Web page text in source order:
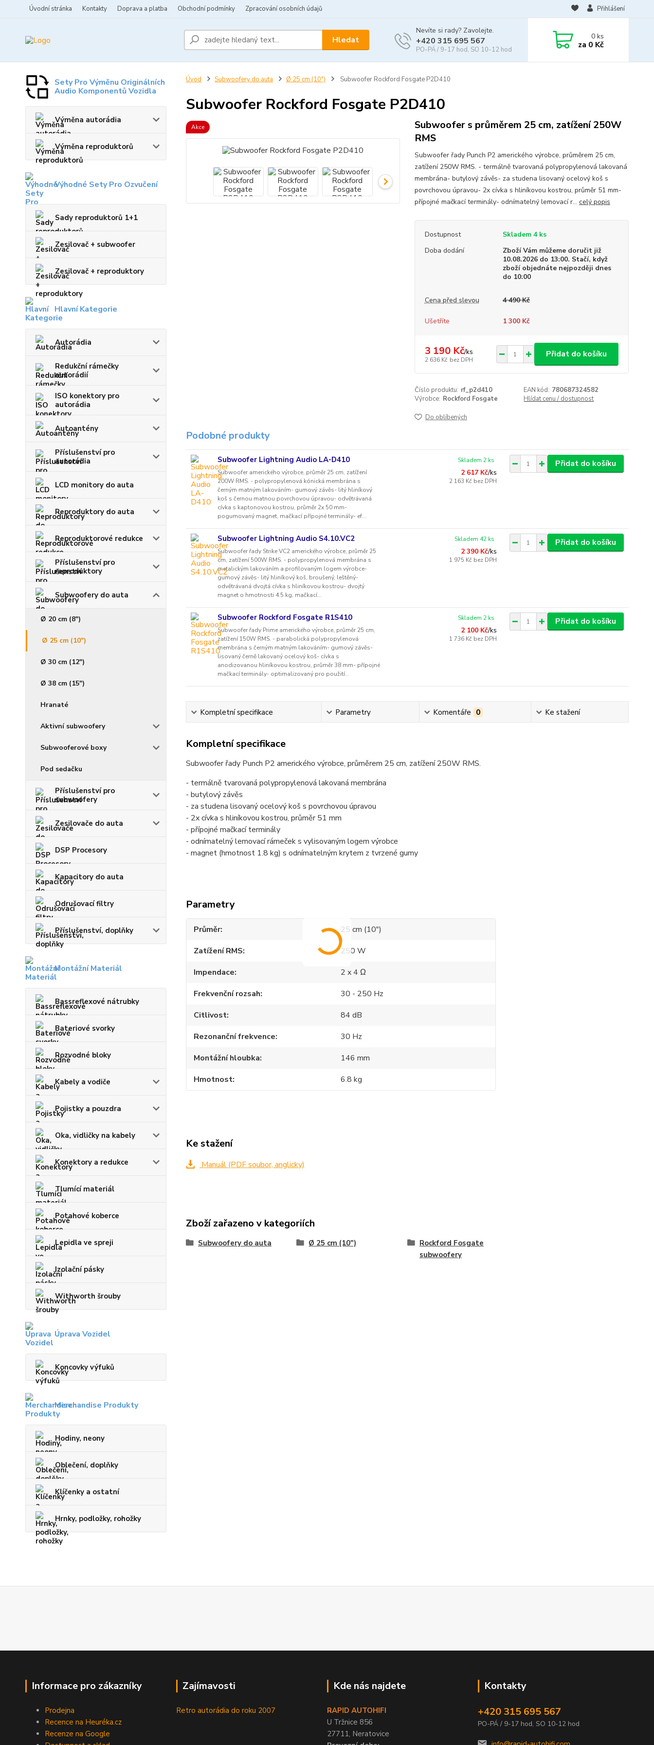
Úvodní stránka Kontakty Doprava a platba Obchodní podmínky Zpracování osobních údajů Přihlášení
Hledat
Nevíte si rady? Zavolejte.
+420 315 695 567
PO-PÁ / 9-17 hod, SO 10-12 hod
0ks
za 0 Kč
Sety Pro Výměnu Originálních
Audio Komponentů Vozidla
Výměna autorádia
Výměna reproduktorů
Výhodné Sety Pro Ozvučení
Sady reproduktorů 1+1
Zesilovač + subwoofer
Zesilovač + reproduktory
Hlavní Kategorie
Autorádia
Redukční rámečky
autorádií
ISO konektory pro
autorádia
Autoantény
Příslušenství pro
autorádia
LCD monitory do auta
Reproduktory do auta
Reproduktorové redukce
Příslušenství pro
reproduktory
Subwoofery do auta
Ø 20 cm (8")
Ø 25 cm (10")
Ø 30 cm (12")
Ø 38 cm (15")
Hranaté
Aktivní subwoofery
Subwooferové boxy
Pod sedačku
Příslušenství pro
subwoofery
Zesilovače do auta
DSP Procesory
Kapacitory do auta
Odrušovací filtry
Příslušenství, doplňky
Montážní Materiál
Bassreflexové nátrubky
Bateriové svorky
Rozvodné bloky
Kabely a vodiče
Pojistky a pouzdra
Oka, vidličky na kabely
Konektory a redukce
Tlumící materiál
Potahové koberce
Lepidla ve spreji
Izolační pásky
Withworth šrouby
Úprava Vozidel
Koncovky výfuků
Merchandise Produkty
Hodiny, neony
Oblečení, doplňky
Klíčenky a ostatní
Hrnky, podložky, rohožky
Úvod Subwoofery do auta Ø 25 cm (10") Subwoofer Rockford Fosgate P2D410
Subwoofer Rockford Fosgate P2D410
Akce
Subwoofer s průměrem 25 cm, zatížení 250W
RMS
Subwoofer řady Punch P2 amerického výrobce, průměrem 25 cm,
zatížení 250W RMS. - termálně tvarovaná polypropylenová lakovaná
membrána- butylový závěs- za studena lisovaný ocelový koš s
povrchovou úpravou- 2x cívka s hliníkovou kostrou, průměr 51 mm-
přípojné mačkací terminály- odnímatelný lemovací r... celý popis
Dostupnost
Skladem 4 ks
Doba dodání
Zboží Vám můžeme doručit již
10.08.2026 do 13:00. Stačí, když
zboží objednáte nejpozději dnes
do 10:00
Cena před slevou 4 490 Kč
Ušetříte 1 300 Kč
3 190 Kč/ks
2 636 Kč bez DPH
Přidat do košíku
Číslo produktu: rf_p2d410 EAN kód: 780687324582
Výrobce: Rockford Fosgate Hlídat cenu / dostupnost
Do oblíbených
Podobné produkty
Subwoofer Lightning Audio LA-D410
Subwoofer amerického výrobce, průměr 25 cm, zatížení
200W RMS. - polypropylenová kónická membrána s
černým matným lakováním- gumový závěs- litý hliníkový
koš s černou matnou povrchovou úpravou- odvětrávaná
cívka s kaptonovou kostrou, průměr 2x 50 mm-
pogumovaný magnet, mačkací přípojné terminály- ef...
2 617 Kč/ks
2 163 Kč bez DPH
Skladem 2 ks Přidat do košíku
Subwoofer Lightning Audio S4.10.VC2
Subwoofer řady Strike VC2 amerického výrobce, průměr 25
cm, zatížení 500W RMS. - polypropylenová membrána s
metalickým lakováním a profilovaným logem výrobce-
gumový závěs- litý hliníkový koš, broušený, leštěný-
odvětrávaná dvojtá cívka s hliníkovou kostrou- dvojtý
magnet o hmotnosti 4.5 kg, mačkací...
2 390 Kč/ks
1 975 Kč bez DPH
Skladem 42 ks Přidat do košíku
Subwoofer Rockford Fosgate R1S410
Subwoofer řady Prime amerického výrobce, průměr 25 cm,
zatížení 150W RMS. - parabolická polypropylenová
membrána s černým matným lakováním- gumový závěs-
lisovaný černě lakovaný ocelový koš- cívka s
anodizovanou hliníkovou kostrou, průměr 38 mm- přípojné
mačkací terminály- optimalizovaný pro použití...
2 100 Kč/ks
1 736 Kč bez DPH
Skladem 2 ks Přidat do košíku
Kompletní specifikace Parametry Komentáře 0 Ke stažení
Kompletní specifikace
Subwoofer řady Punch P2 amerického výrobce, průměrem 25 cm, zatížení 250W RMS.
- termálně tvarovaná polypropylenová lakovaná membrána
- butylový závěs
- za studena lisovaný ocelový koš s povrchovou úpravou
- 2x cívka s hliníkovou kostrou, průměr 51 mm
- přípojné mačkací terminály
- odnímatelný lemovací rámeček s vylisovaným logem výrobce
- magnet (hmotnost 1.8 kg) s odnímatelným krytem z tvrzené gumy
Parametry
Průměr
25 cm (10")
Zatížení RMS
250 W
Impendace
2 x 4 Ω
Frekvenční rozsah
30 - 250 Hz
Citlivost
84 dB
Rezonanční frekvence
30 Hz
Montážní hloubka
146 mm
Hmotnost
6.8 kg
Ke stažení
Manuál (PDF soubor, anglicky)
Zboží zařazeno v kategoriích
Subwoofery do auta Ø 25 cm (10")
Rockford Fosgate
subwoofery
Informace pro zákazníky
Prodejna
Recence na Heuréka.cz
Recenze na Google
Zajímavosti
Retro autorádia do roku 2007
Kde nás najdete
RAPID AUTOHIFI
U Tržnice 856
27711, Neratovice
Kontakty
+420 315 695 567
PO-PÁ / 9-17 hod, SO 10-12 hod